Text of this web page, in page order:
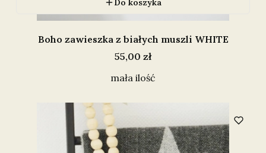
Do koszyka
Boho zawieszka z białych muszli WHITE
Cena
55,00 zł
mała ilość